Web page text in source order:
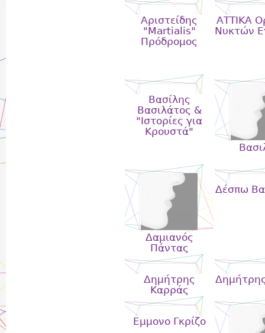
Αριστείδης
"Martialis"
Πρόδρομος
ΑΤΤΙΚΑ
Νυκτών
Βασίλης
Βασιλάτος &
"Ιστορίες για
Κρουστά"
Δαμιανός
Πάντας
Δέσπω
Δημήτρης
Καρράς
Εμμονο Γκρίζο